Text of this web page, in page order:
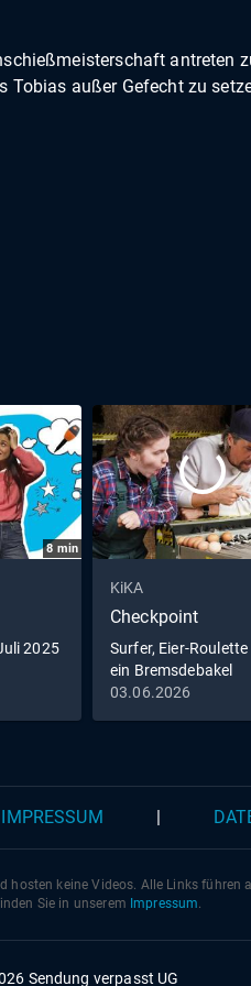
antreten
Tobias außer Gefecht zu
8 min
2025
KiKA
Checkpoint
Surfer, Eier-Roulette
ein Bremsdebakel
03.06.2026
IMPRESSUM
hosten keine Videos. Alle Links führen
Sie in unserem Impressum.
Sendung verpasst UG